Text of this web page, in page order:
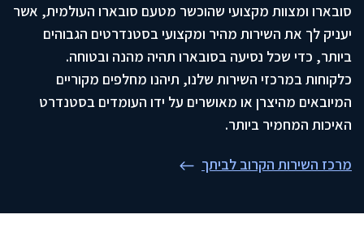
סובארו ומצוות מקצועי שהוכשר מטעם סובארו העולמית, אשר
יעניק לך את השירות מהיר ומקצועי בסטנדרטים הגבוהים
ביותר, כדי שכל נסיעה בסובארו תהיה מהנה ובטוחה.
כלקוחות במרכזי השירות שלנו, תיהנו מחלפים מקוריים
המיובאים מהיצרן או מאושרים על ידו העומדים בסטנדרט
האיכות המחמיר ביותר.
מרכז השירות הקרוב לביתך